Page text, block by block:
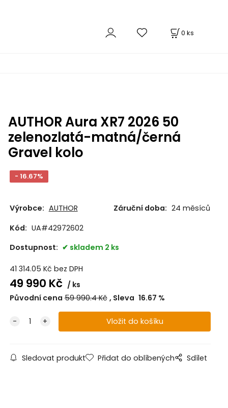
0 ks
AUTHOR Aura XR7 2026 50
zelenozlatá-matná/černá
Gravel kolo
- 16.67%
Výrobce: AUTHOR Záruční doba: 24 měsíců
Kód: UA#42972602
Dostupnost:
skladem 2 ks
41 314.05 Kč bez DPH
49 990 Kč
ks
Původní cena 59 990.4Kč Sleva 16.67 %
Sledovat produkt Přidat do oblíbených Sdílet